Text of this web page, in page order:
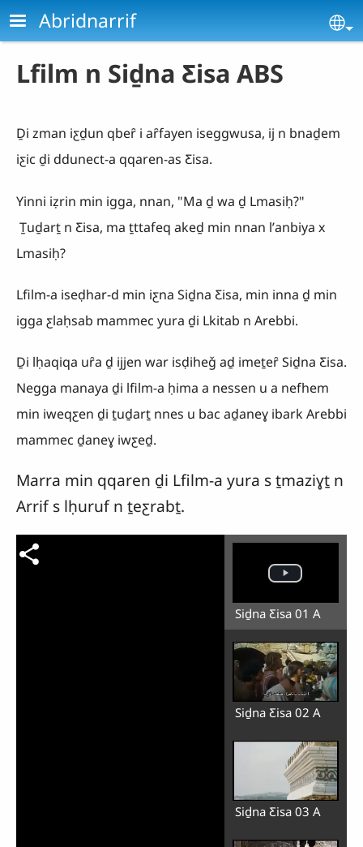
Aller au contenu principal
Abridnarrif
Lfilm n Siḏna Ƹisa ABS
Ḏi zman iƹḏun qbeȓ i aȓfayen iseggwusa, ij n bnaḏem
iƹic ḏi ddunect-a qqaren-as Ƹisa.
Yinni iẓrin min igga, nnan, "Ma ḏ wa ḏ Lmasiḥ?"
Ṯuḏarṯ n Ƹisa, ma ṯttafeq akeḏ min nnan lʼanbiya x
Lmasiḥ?
Lfilm-a iseḍhar-d min iƹna Siḏna Ƹisa, min inna ḏ min
igga ƹlaḥsab mammec yura ḏi Lkitab n Arebbi.
Ḏi lḥaqiqa uȓa ḏ ijjen war isḍiheǧ aḏ imeṯeȓ Siḏna Ƹisa.
Negga manaya ḏi lfilm-a ḥima a nessen u a nefhem
min iweqƹen ḏi ṯuḏarṯ nnes u bac aḏaneɣ ibark Arebbi
mammec ḏaneɣ iwƹeḏ.
Marra min qqaren ḏi Lfilm-a yura s ṯmaziɣṯ n
Arrif s lḥuruf n ṯeƹrabṯ.
Siḏna Ƹisa 01 A
Siḏna Ƹisa 02 A
Siḏna Ƹisa 03 A